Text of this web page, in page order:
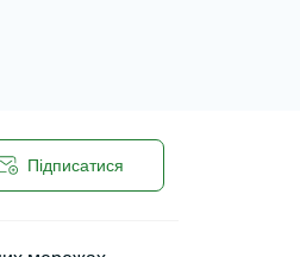
Підписатися